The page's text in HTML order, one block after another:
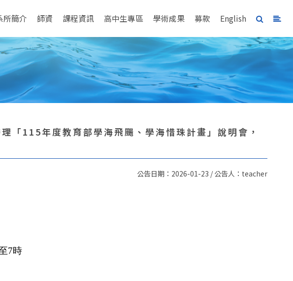
所簡介 師資 課程資訊 高中生專區 學術成果 募款 English
「115年度教育部學海飛颺、學海惜珠計畫」說明會，
公告日期：2026-01-23 / 公告人：teacher
7時